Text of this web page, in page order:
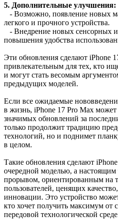
5. Дополнительные улучшения:
- Возможно, появление новых
легкого и прочного устройства.
- Внедрение новых сенсорных
повышения удобства
Эти обновления сделают iPhone
привлекательным для тех, кто
и могут стать весомым
предыдущих моделей.
Если все ожидаемые
в жизнь, iPhone 17 Pro Max
значимых обновлений за
только продолжит традицию
технологий, но и поднимет
в целом.
Такие обновления сделают
очередной моделью, а настоящим
прорывом, ориентированным на
пользователей, ценящих
инновации. Это устройство
кто хочет получить максимум от
передовой технологической